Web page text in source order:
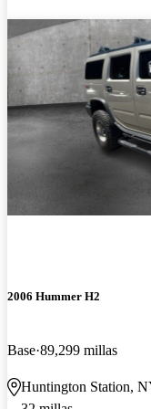
2006 Hummer H2
Base 89,299 millas
Huntington Station,